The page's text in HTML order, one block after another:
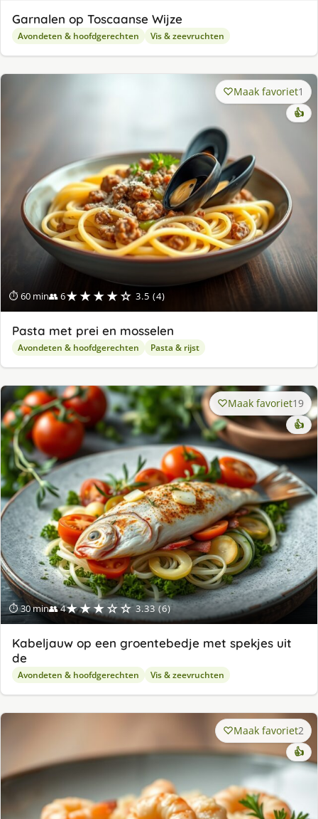
Garnalen op Toscaanse Wijze
Avondeten & hoofdgerechten Vis & zeevruchten
⏱ 60 min👥 6★★★★☆ 3.5 (4)
Maak favoriet1
👍
Pasta met prei en mosselen
Avondeten & hoofdgerechten Pasta & rijst
⏱ 30 min👥 4★★★☆☆ 3.33 (6)
Maak favoriet19
👍
Kabeljauw op een groentebedje met spekjes uit
de
Avondeten & hoofdgerechten Vis & zeevruchten
Maak favoriet2
👍